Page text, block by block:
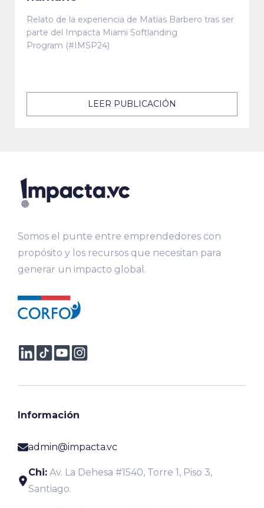
Relato de la experiencia de Matías Barbero tras ser
parte del Impacta Miami Softlanding
Program (#IMSP24)
LEER PUBLICACIÓN
Somos el punte entre emprendedores con
propósito y los recursos que necesitan para
generar un impacto global.
Información
admin@impacta.vc
Chi: Av. La Dehesa #1540, Torre 1, Piso 3,
Santiago.